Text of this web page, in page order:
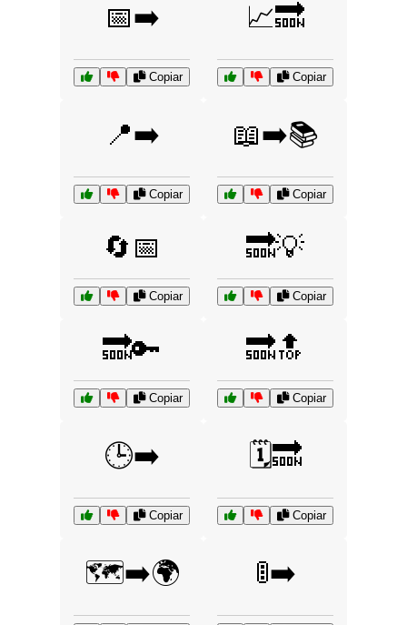
📅➡️
Copiar
📈🔜
Copiar
📍➡️
Copiar
📖➡️📚
Copiar
🔄📅
Copiar
🔜💡
Copiar
🔜🔑
Copiar
🔜🔝
Copiar
🕒➡️
Copiar
🗓️🔜
Copiar
🗺️➡️🌍 🚦➡️